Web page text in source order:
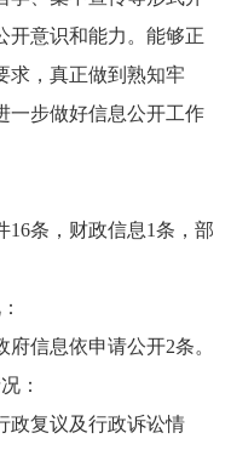
开意识和能力。能够正
求，真正做到熟知牢
一步做好信息公开工作
16条，财政信息1条，部
信息依申请公开2条。
：
政复议及行政诉讼情